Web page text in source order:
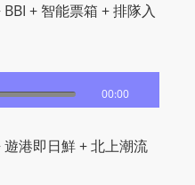
+ 智能票箱 + 排隊入
00:00
港即日鮮 + 北上潮流